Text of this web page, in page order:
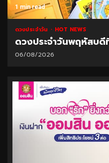
1 min read
ดวงประจำวัน HOT NEWS
ดวงประจำวันพฤหัสบ
06/08/2026